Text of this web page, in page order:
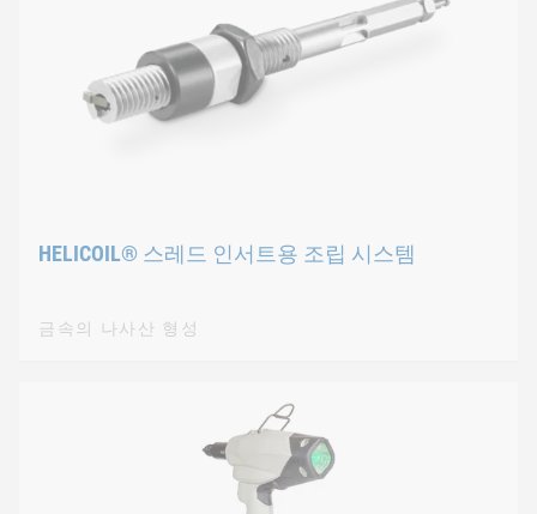
HELICOIL® 스레드 인서트용 조립 시스템
금속의 나사산 형성